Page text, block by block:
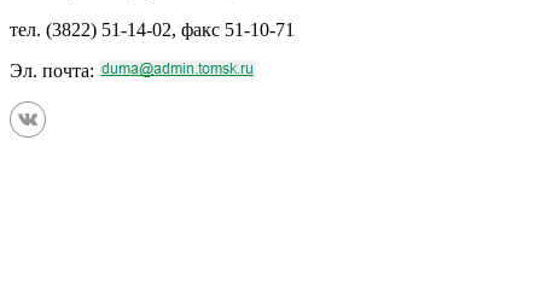
тел. (3822) 51-14-02, факс 51-10-71
Эл. почта: